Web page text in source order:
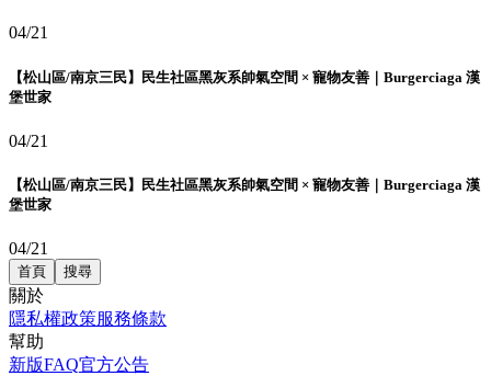
04/21
【松山區/南京三民】民生社區黑灰系帥氣空間 × 寵物友善｜Burgerciaga 漢
堡世家
04/21
【松山區/南京三民】民生社區黑灰系帥氣空間 × 寵物友善｜Burgerciaga 漢
堡世家
04/21
首頁 搜尋
關於
隱私權政策服務條款
幫助
新版FAQ官方公告